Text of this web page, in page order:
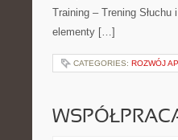
Training – Trening
elementy […]
CATEGORIES: ROZWÓJ